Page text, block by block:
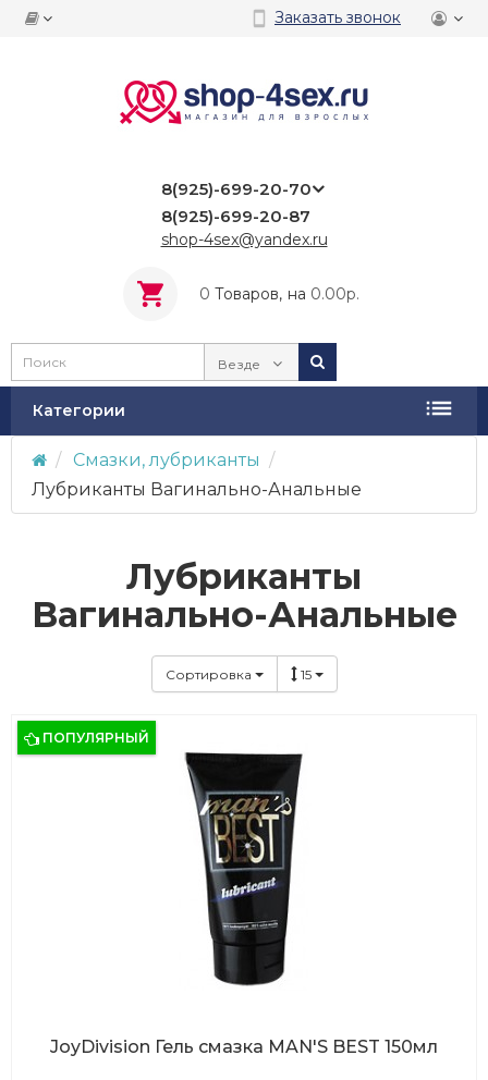
Заказать звонок
8(925)-699-20-70
8(925)-699-20-87
shop-4sex@yandex.ru
0 Tоваров, на 0.00р.
Везде
Категории
Смазки, лубриканты
Лубриканты Вагинально-Анальные
Лубриканты
Вагинально-Анальные
Сортировка 15
ПОПУЛЯРНЫЙ
JoyDivision Гель смазка MAN'S BEST 150мл